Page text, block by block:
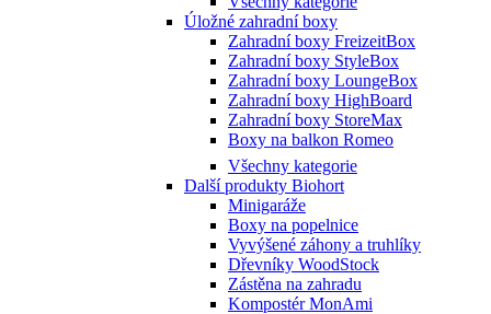
Úložné zahradní boxy
Zahradní boxy FreizeitBox
Zahradní boxy StyleBox
Zahradní boxy LoungeBox
Zahradní boxy HighBoard
Zahradní boxy StoreMax
Boxy na balkon Romeo
Všechny kategorie
Další produkty Biohort
Minigaráže
Boxy na popelnice
Vyvýšené záhony a truhlíky
Dřevníky WoodStock
Zástěna na zahradu
Kompostér MonAmi